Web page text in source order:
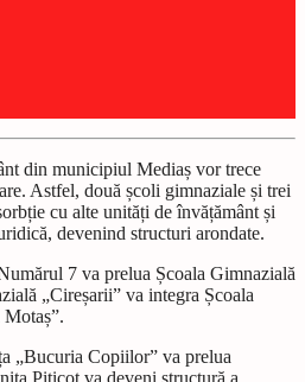
din municipiul Mediaș vor trece
Astfel, două școli gimnaziale și trei
cu alte unități de învățământ și
devenind structuri arondate.
7 va prelua Școala Gimnazială
„Cireșarii” va integra Școala
„Bucuria Copiilor” va prelua